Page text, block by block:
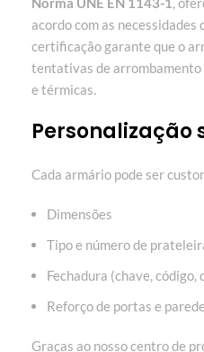
acordo com as necessidades
certificação garante que o
tentativas de arrombamento
e térmicas.
Personalização
Cada armário pode ser
Dimensões
Tipo e número de
Fechadura (chave,
Reforço de portas e
Graças ao nosso centro de